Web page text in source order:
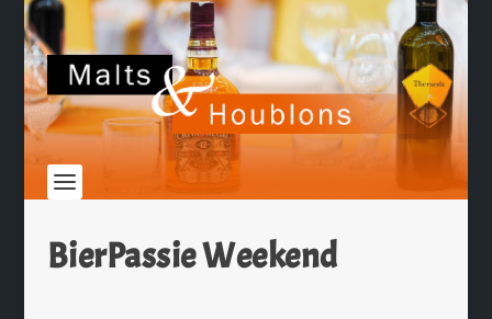
BierPassie Weekend